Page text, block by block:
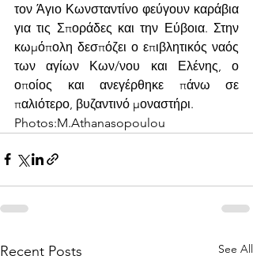
τον Άγιο Κωνσταντίνο φεύγουν καράβια
για τις Σποράδες και την Εύβοια. Στην
κωμόπολη δεσπόζει ο επιβλητικός ναός
των αγίων Κων/νου και Ελένης, ο
οποίος και ανεγέρθηκε πάνω σε
παλιότερο, βυζαντινό μοναστήρι.
Photos:M.Athanasopoulou
Recent Posts See All